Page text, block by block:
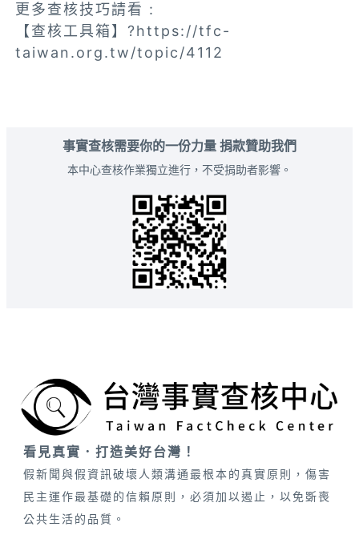
更多查核技巧請看 :
【查核工具箱】?https://tfc-
taiwan.org.tw/topic/4112
事實查核需要你的一份力量 捐款贊助我們
本中心查核作業獨立進行，不受捐助者影響。
看見真實．打造美好台灣！
假新聞與假資訊破壞人類溝通最根本的真實原則，傷害
民主運作最基礎的信賴原則，必須加以遏止，以免斲喪
公共生活的品質。